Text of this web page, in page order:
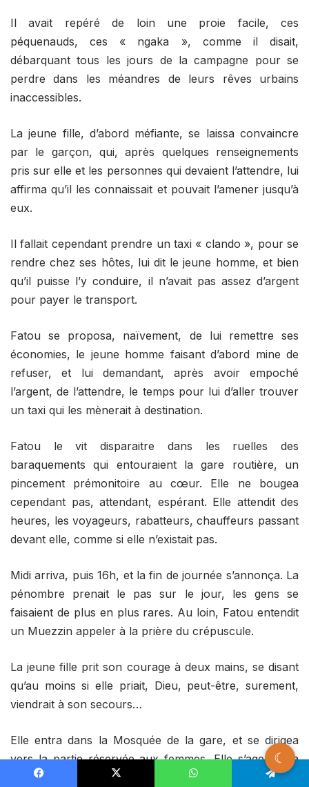
Il avait repéré de loin une proie facile, ces
péquenauds, ces « ngaka », comme il disait,
débarquant tous les jours de la campagne pour se
perdre dans les méandres de leurs rêves urbains
inaccessibles.
La jeune fille, d’abord méfiante, se laissa convaincre
par le garçon, qui, après quelques renseignements
pris sur elle et les personnes qui devaient l’attendre, lui
affirma qu’il les connaissait et pouvait l’amener jusqu’à
eux.
Il fallait cependant prendre un taxi « clando », pour se
rendre chez ses hôtes, lui dit le jeune homme, et bien
qu’il puisse l’y conduire, il n’avait pas assez d’argent
pour payer le transport.
Fatou se proposa, naïvement, de lui remettre ses
économies, le jeune homme faisant d’abord mine de
refuser, et lui demandant, après avoir empoché
l’argent, de l’attendre, le temps pour lui d’aller trouver
un taxi qui les mènerait à destination.
Fatou le vit disparaitre dans les ruelles des
baraquements qui entouraient la gare routière, un
pincement prémonitoire au cœur. Elle ne bougea
cependant pas, attendant, espérant. Elle attendit des
heures, les voyageurs, rabatteurs, chauffeurs passant
devant elle, comme si elle n’existait pas.
Midi arriva, puis 16h, et la fin de journée s’annonça. La
pénombre prenait le pas sur le jour, les gens se
faisaient de plus en plus rares. Au loin, Fatou entendit
un Muezzin appeler à la prière du crépuscule.
La jeune fille prit son courage à deux mains, se disant
qu’au moins si elle priait, Dieu, peut-être, surement,
viendrait à son secours…
Elle entra dans la Mosquée de la gare, et se dirigea
vers la partie réservée aux femmes. Elle s’agenouilla
auprès d’autres, voilées, qui psalmodiaient leurs
☾